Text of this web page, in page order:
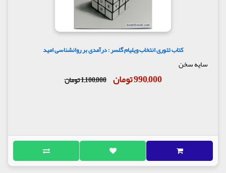
کتاب تئوری انتخاب ویلیام گلسر : درآمدی بر روانشناسی امید
سایه سخن
990,000 تومان 1,100,000 تومان